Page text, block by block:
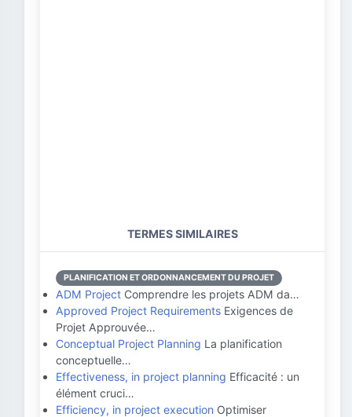
TERMES SIMILAIRES
PLANIFICATION ET ORDONNANCEMENT DU PROJET
ADM Project Comprendre les projets ADM da…
Approved Project Requirements Exigences de
Projet Approuvée…
Conceptual Project Planning La planification
conceptuelle…
Effectiveness, in project planning Efficacité : un
élément cruci…
Efficiency, in project execution Optimiser